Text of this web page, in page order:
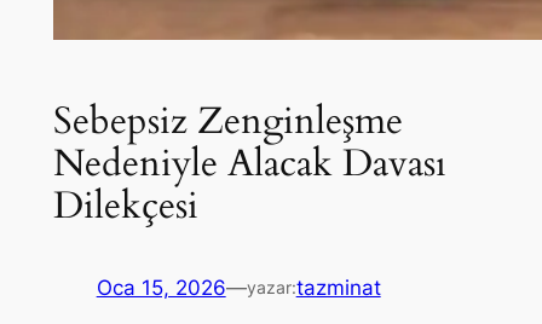
Sebepsiz Zenginleşme
Nedeniyle Alacak Davası
Dilekçesi
Oca 15, 2026—yazar:tazminat